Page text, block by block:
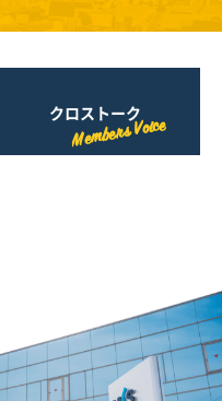
クロストーク
Members Voice